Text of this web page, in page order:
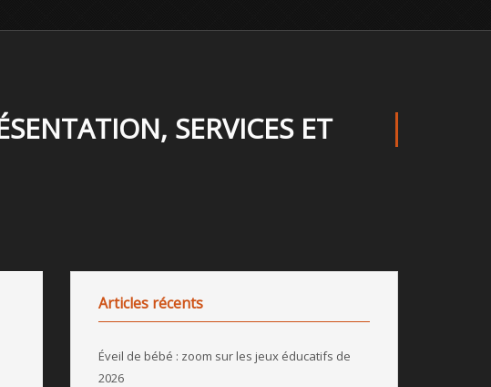
SERVICES ET
Articles récents
Éveil de bébé : zoom sur les jeux éducatifs de
2026